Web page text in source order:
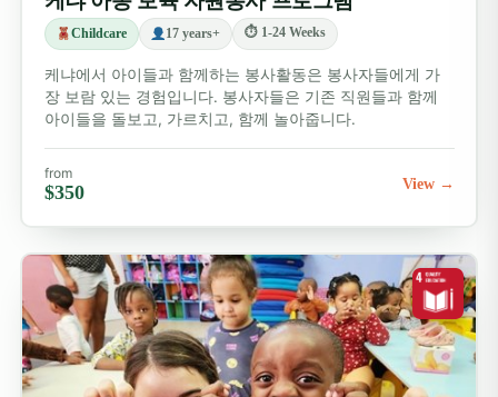
Childcare 17 years+ ⏱ 1-24 Weeks
케냐에서 아이들과 함께하는 봉사활동은 봉사자들에게 가
장 보람 있는 경험입니다. 봉사자들은 기존 직원들과 함께
아이들을 돌보고, 가르치고, 함께 놀아줍니다.
from
$350 View →